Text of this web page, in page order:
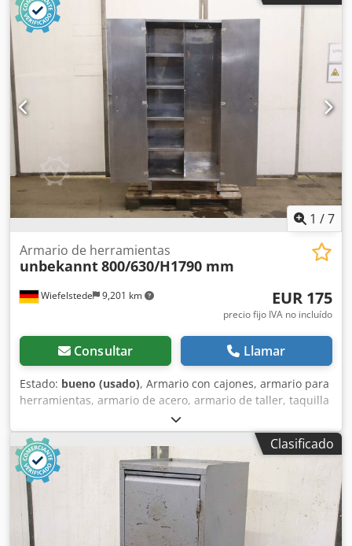
2060 mm - Cajones/estantes: Distribución/altura – ver fotos
- Peso: 565 kg
1 /7
Wiefelstede 9,201 km
Armario de herramientas
unbekannt800/630/H1790 mm
EUR 175
precio fijo IVA no incluído
Consultar Llamar
Estado: bueno (usado), Armario con cajones, armario para
herramientas, armario de acero, armario de taller, taquilla
de acero - Armario para herramientas: Armario de acero
de 2 puertas, construcción maciza Chedpey R Nmzjfx Al
Tea - Ancho: 800 mm - Profundidad: 630 mm - Altura: 1790
mm - Estantes: distribución/altura ver fotos - Peso: 100 kg
Clasificado